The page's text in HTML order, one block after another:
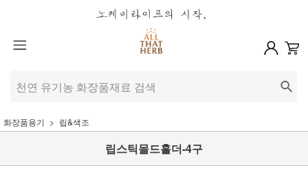
화장품용기 립&색조
립스틱몰드홀더-4구